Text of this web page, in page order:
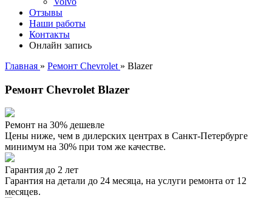
Отзывы
Наши работы
Контакты
Онлайн запись
Главная » Ремонт Chevrolet » Blazer
Ремонт Chevrolet Blazer
Ремонт на 30% дешевле
Цены ниже, чем в дилерских центрах в Санкт-Петербурге
минимум на 30% при том же качестве.
Гарантия до 2 лет
Гарантия на детали до 24 месяца, на услуги ремонта от 12
месяцев.